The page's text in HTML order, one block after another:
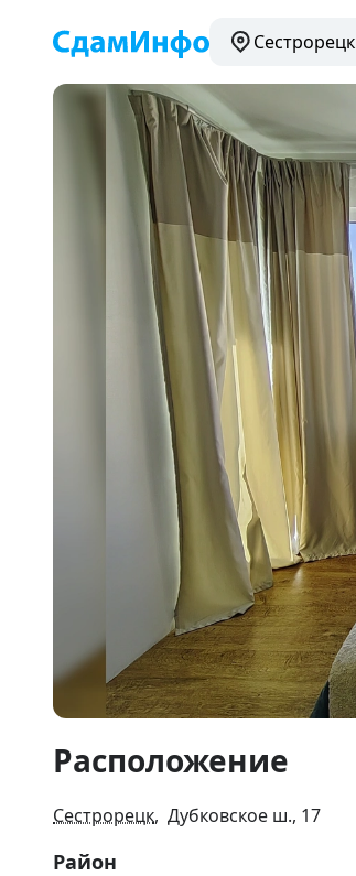
Сестрорецк
1
37
Расположение
Сестрорецк, Дубковское ш., 17
Район